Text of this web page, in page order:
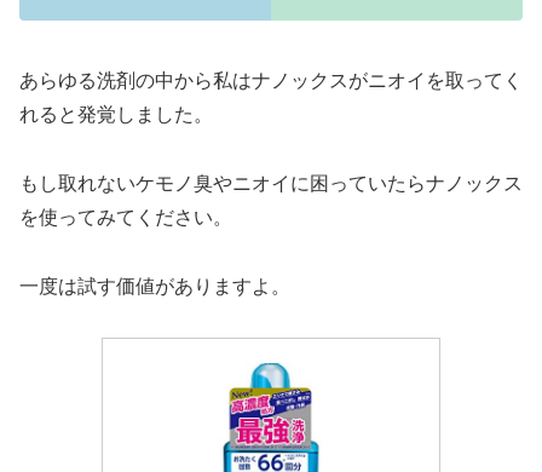
あらゆる洗剤の中から私はナノックスがニオイを取ってく
れると発覚しました。
もし取れないケモノ臭やニオイに困っていたらナノックス
を使ってみてください。
一度は試す価値がありますよ。